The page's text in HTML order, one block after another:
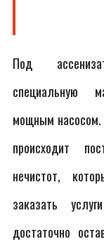
Под
специальную
мощным насосом.
происходит
нечистот,
заказать
достаточно